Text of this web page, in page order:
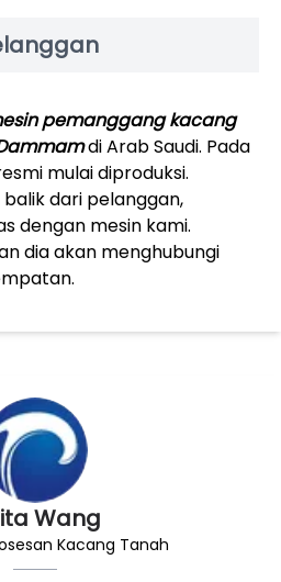
Wang
Kacang Tanah
pemanggang kacang
di Arab Saudi. Pada
mulai diproduksi.
dari pelanggan,
dengan mesin kami.
dia akan menghubungi